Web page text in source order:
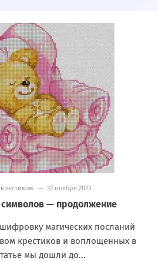
— 22 ноября 2023
— продолжение
магических посланий
крестиков и воплощенных в
мы дошли до...